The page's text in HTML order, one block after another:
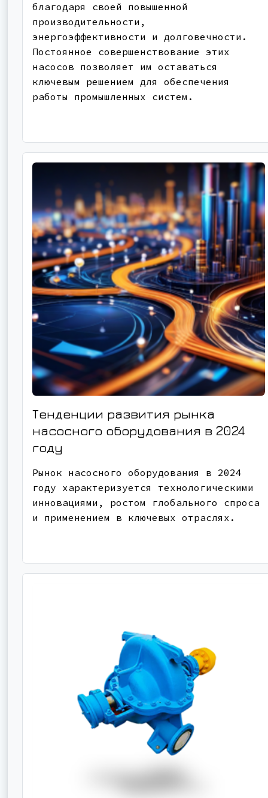
благодаря своей повышенной
производительности,
энергоэффективности и долговечности.
Постоянное совершенствование этих
насосов позволяет им оставаться
ключевым решением для обеспечения
работы промышленных систем.
Тенденции развития рынка
насосного оборудования в 2024
году
Рынок насосного оборудования в 2024
году характеризуется технологическими
инновациями, ростом глобального спроса
и применением в ключевых отраслях.